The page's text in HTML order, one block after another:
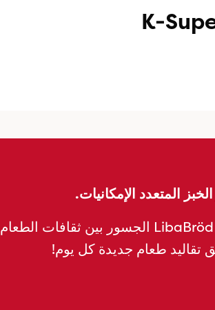
K-
المتعدد الإمكانيات.
يبني LibaBröd الجسور بين ثقافات الطعام
تقاليد طعام جديدة كل يوم!